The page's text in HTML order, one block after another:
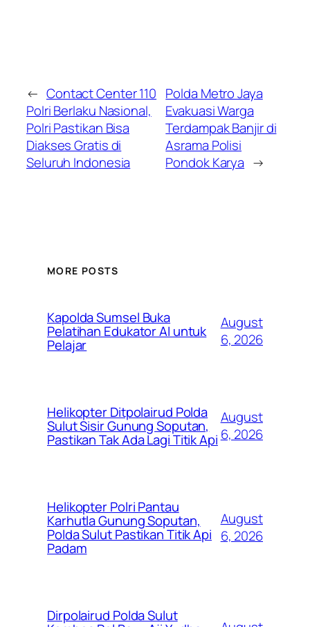
← Contact Center 110
Polri Berlaku Nasional,
Polri Pastikan Bisa
Diakses Gratis di
Seluruh Indonesia
Polda Metro Jaya
Evakuasi Warga
Terdampak Banjir di
Asrama Polisi
Pondok Karya →
MORE POSTS
Kapolda Sumsel Buka
Pelatihan Edukator AI untuk
Pelajar
August
6, 2026
Helikopter Ditpolairud Polda
Sulut Sisir Gunung Soputan,
Pastikan Tak Ada Lagi Titik Api
August
6, 2026
Helikopter Polri Pantau
Karhutla Gunung Soputan,
Polda Sulut Pastikan Titik Api
Padam
August
6, 2026
Dirpolairud Polda Sulut